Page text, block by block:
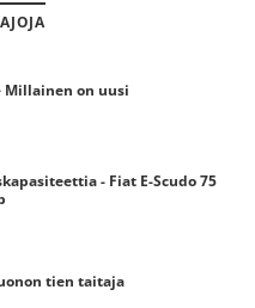
Millainen on uusi
- Fiat E-Scudo 75
tien taitaja